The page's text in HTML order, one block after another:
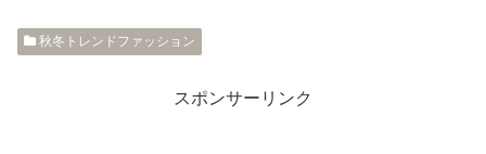
秋冬トレンドファッション
スポンサーリンク